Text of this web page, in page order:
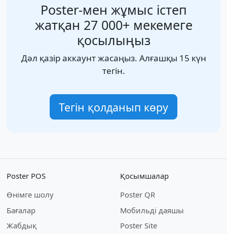
Poster-мен жұмыс істеп
жатқан 27 000+ мекемеге
қосылыңыз
Дәл қазір аккаунт жасаңыз. Алғашқы 15 күн
тегін.
Тегін қолданып көру
Poster POS
Өнімге шолу
Бағалар
Жабдық
Қосымшалар
Poster QR
Мобильді даяшы
Poster Site